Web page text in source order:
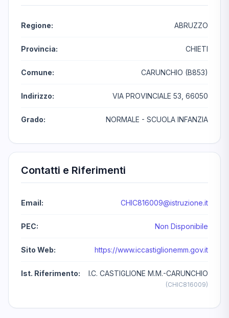
Regione: ABRUZZO
Provincia: CHIETI
Comune: CARUNCHIO (B853)
Indirizzo: VIA PROVINCIALE 53, 66050
Grado: NORMALE - SCUOLA INFANZIA
Contatti e Riferimenti
Email: CHIC816009@istruzione.it
PEC: Non Disponibile
Sito Web: https://www.iccastiglionemm.gov.it
Ist. Riferimento: I.C. CASTIGLIONE M.M.-CARUNCHIO
(CHIC816009)